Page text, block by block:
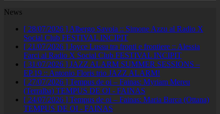
News
[ 28/07/2026 ] Albergo Savoia :: Simone Azzu al Radio X
Social Club FESTIVAL INCIPIT
[ 21/07/2026 ] Joyce Lussu tra fronti e frontiere :: Alessia
Farci al Radio X Social Club FESTIVAL INCIPIT
[ 31/07/2026 ] JAZZ ALARM SUMMER SESSIONS –
EP.19 :: Antonio Floris trio JAZZ ALARM!
[ 27/07/2026 ] Tempus de oi – Fainas: Myriam Mereu
(Terralba) TEMPUS DE OI - FAINAS
[ 24/07/2026 ] Tempus de oi – Fainas: Maria Barca (Ottana)
TEMPUS DE OI - FAINAS